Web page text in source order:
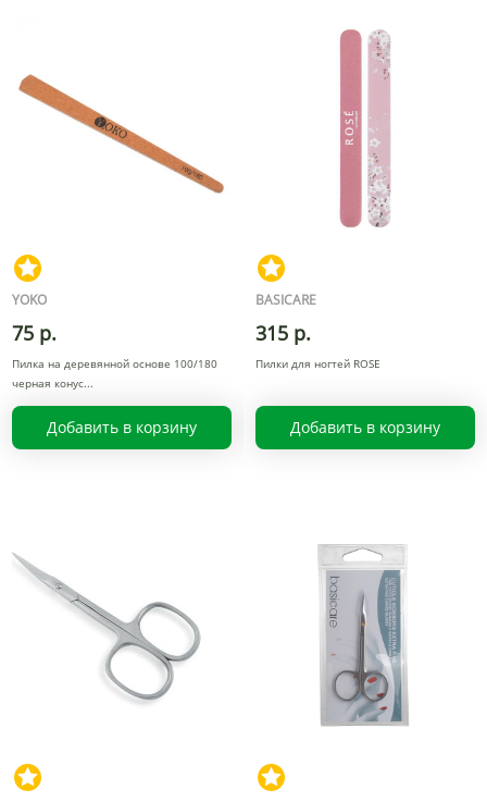
YOKO
75 р.
Пилка на деревянной основе 100/180
черная конус
Добавить в корзину
BASICARE
315 р.
Пилки для ногтей ROSE
Добавить в корзину